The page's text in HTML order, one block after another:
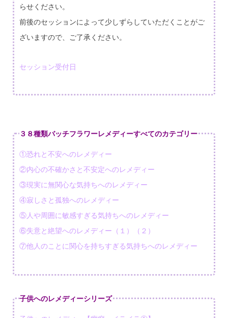
らせください。
前後のセッションによって少しずらしていただくことがご
ざいますので、ご了承ください。
セッション受付日
３８種類バッチフラワーレメディーすべてのカテゴリー
①恐れと不安へのレメディー
②内心の不確かさと不安定へのレメディー
③現実に無関心な気持ちへのレメディー
④寂しさと孤独へのレメディー
⑤人や周囲に敏感すぎる気持ちへのレメディー
⑥失意と絶望へのレメディー（１）（２）
⑦他人のことに関心を持ちすぎる気持ちへのレメディー
子供へのレメディーシリーズ